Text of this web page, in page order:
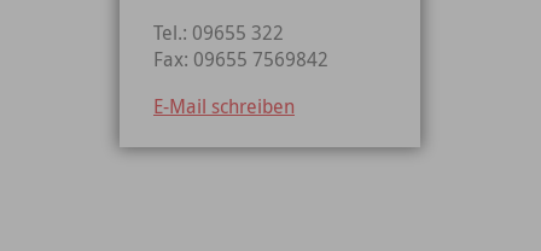
Tel.: 09655 322
Fax: 09655 7569842
E-Mail schreiben